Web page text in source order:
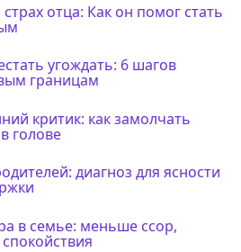
отца: Как он помог стать
угождать: 6 шагов
границам
критик: как замолчать
голове
диагноз для ясности
в семье: меньше ссор,